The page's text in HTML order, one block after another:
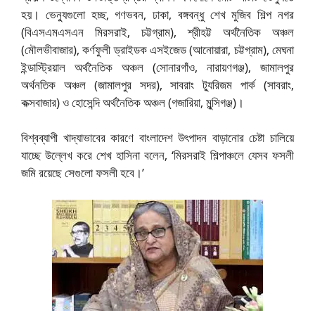
হয়। ভেন্যুগুলো হচ্ছ, গণভবন, ঢাকা, বঙ্গবন্ধু শেখ মুজিব শিল্প নগর
(বিএসএমএসএন মিরসরাই, চট্টগ্রাম), শ্রীহট্ট অর্থনৈতিক অঞ্চল
(মৌলভীবাজার), কর্ণফুলী ড্রাইডক এসইজেড (আনোয়ারা, চট্টগ্রাম), মেঘনা
ইন্ডাস্ট্রিয়াল অর্থনৈতিক অঞ্চল (সোনারগাঁও, নারায়ণগঞ্জ), জামালপুর
অর্থনতিক অঞ্চল (জামালপুর সদর), সাবরাং ট্যুরিজম পার্ক (সাবরাং,
কক্সবাজার) ও হোসেন্দি অর্থনৈতিক অঞ্চল (গজারিয়া, মুন্সিগঞ্জ)।
বিশ্বব্যাপী খাদ্যাভাবের কারণে বাংলাদেশ উৎপাদন বাড়ানোর চেষ্টা চালিয়ে
যাচ্ছে উল্লেখ করে শেখ হাসিনা বলেন, ‘মিরসরাই শিল্পাঞ্চলে যেসব ফসলী
জমি রয়েছে সেগুলো ফসলী হবে।’